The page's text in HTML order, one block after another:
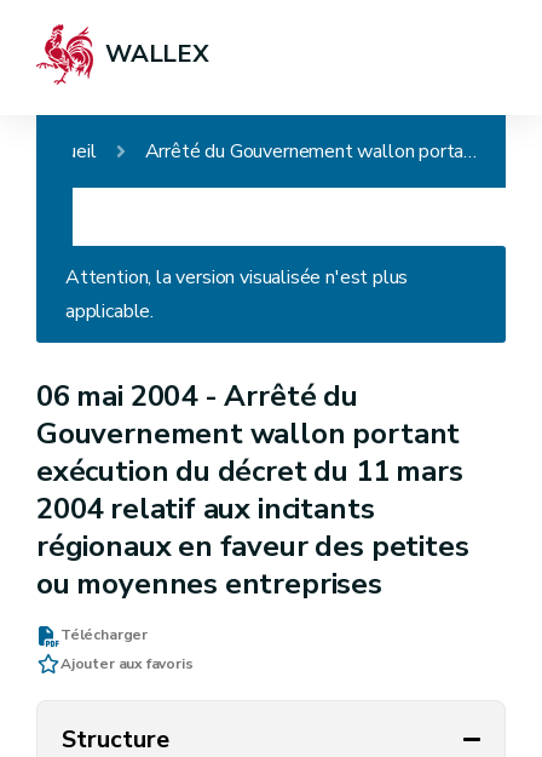
WALLEX
Accueil Arrêté du Gouvernement wallon portant exécution du décret du 11 mars 2004 relatif aux incitants régionaux en faveur des petites ou moyennes entreprises
Attention, la version visualisée n'est plus
applicable.
06 mai 2004 -Arrêté du
Gouvernement wallon portant
exécution du décret du 11 mars
2004 relatif aux incitants
régionaux en faveur des petites
ou moyennes entreprises
Télécharger
Ajouter aux favoris
Structure